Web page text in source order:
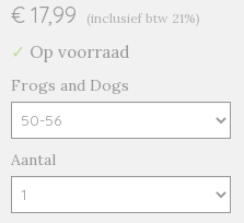
€ 17,99 (inclusief btw 21%)
✓ Op voorraad
Frogs and Dogs
Aantal